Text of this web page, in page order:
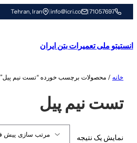
به
71057697
|
info@icri.co
|
Tehran, Iran
انستیتو ملی تعمیرات بتن ایران
خانه / محصولات برچسب خورده “تست نیم پیل”
تست نیم پیل
نمایش یک نتیجه